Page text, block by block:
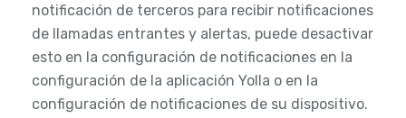
notificación de terceros para recibir notificaciones
de llamadas entrantes y alertas, puede desactivar
esto en la configuración de notificaciones en la
configuración de la aplicación Yolla o en la
configuración de notificaciones de su dispositivo.